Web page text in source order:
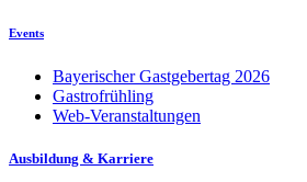
Events
Bayerischer Gastgebertag 2026
Gastrofrühling
Web-Veranstaltungen
Ausbildung & Karriere